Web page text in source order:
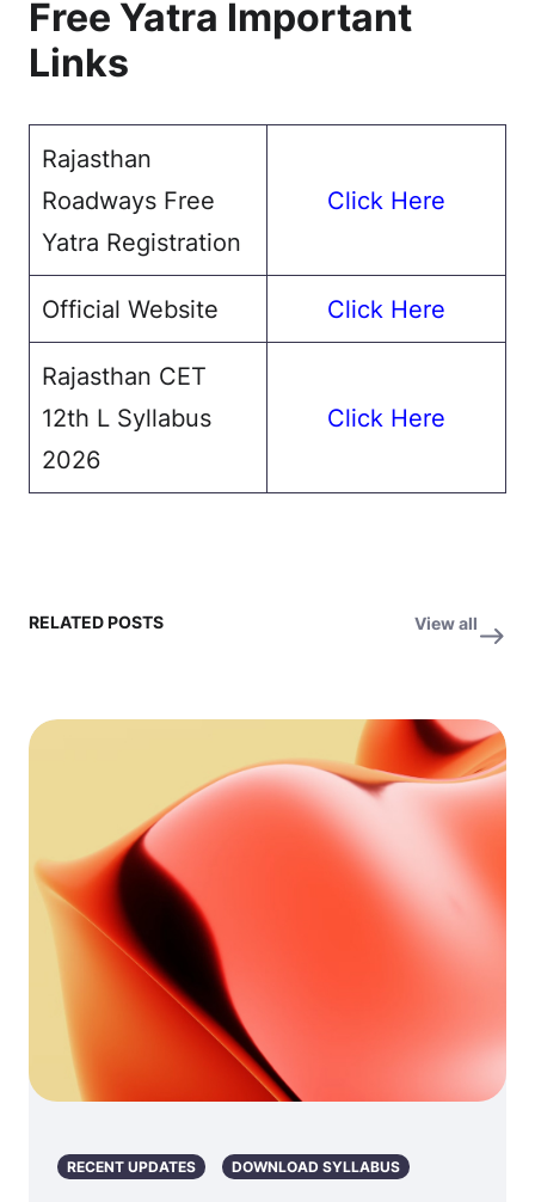
Free Yatra Important
Links
Rajasthan
Roadways Free
Yatra Registration
Click Here
Official Website Click Here
Rajasthan CET
12th L Syllabus
2026
Click Here
RELATED POSTS View all
RECENT UPDATES DOWNLOAD SYLLABUS